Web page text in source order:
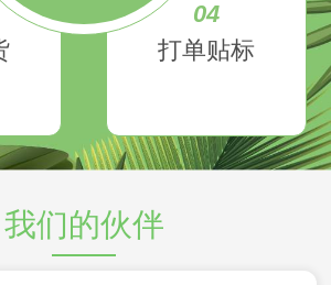
04
打单贴标
我们的伙伴